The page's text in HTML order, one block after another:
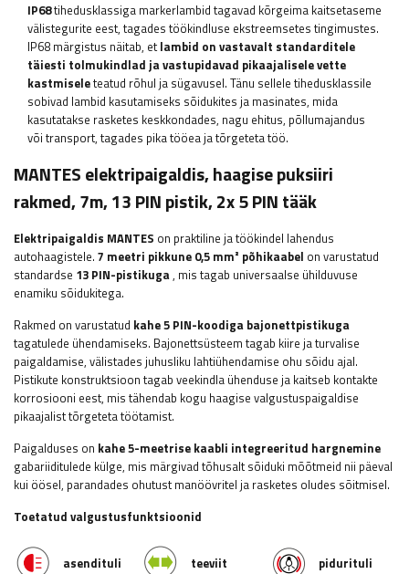
IP68tihedusklassiga markerlambid tagavad kõrgeima kaitsetaseme
välistegurite eest, tagades töökindluse ekstreemsetes tingimustes.
IP68 märgistus näitab, etlambid on vastavalt standarditele
täiesti tolmukindlad ja vastupidavad pikaajalisele vette
kastmiseleteatud rõhul ja sügavusel. Tänu sellele tihedusklassile
sobivad lambid kasutamiseks sõidukites ja masinates, mida
kasutatakse rasketes keskkondades, nagu ehitus, põllumajandus
või transport, tagades pika tööea ja tõrgeteta töö.
MANTES elektripaigaldis, haagise puksiiri
rakmed, 7m, 13 PIN pistik, 2x 5 PIN tääk
Elektripaigaldis MANTES on praktiline ja töökindel lahendus
autohaagistele. 7 meetri pikkune 0,5 mm² põhikaabel on varustatud
standardse 13 PIN-pistikuga, mis tagab universaalse ühilduvuse
enamiku sõidukitega.
Rakmed on varustatud kahe 5 PIN-koodiga bajonettpistikuga
tagatulede ühendamiseks. Bajonettsüsteem tagab kiire ja turvalise
paigaldamise, välistades juhusliku lahtiühendamise ohu sõidu ajal.
Pistikute konstruktsioon tagab veekindla ühenduse ja kaitseb kontakte
korrosiooni eest, mis tähendab kogu haagise valgustuspaigaldise
pikaajalist tõrgeteta töötamist.
Paigalduses on kahe 5-meetrise kaabli integreeritud hargnemine
gabariiditulede külge, mis märgivad tõhusalt sõiduki mõõtmeid nii päeval
kui öösel, parandades ohutust manöövritel ja rasketes oludes sõitmisel.
Toetatud valgustusfunktsioonid
asendituli teeviit pidurituli